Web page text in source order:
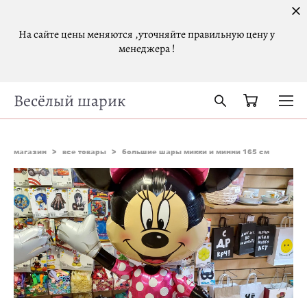
На сайте цены меняются ,уточняйте правильную цену у
менеджера !
Весёлый шарик
магазин > все товары > большие шары микки и минни 165 см